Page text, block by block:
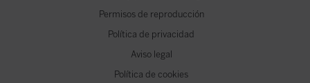
Permisos de reproducción
Política de privacidad
Aviso legal
Política de cookies